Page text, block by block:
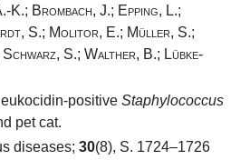
K.; Brombach, J.; Epping, L.;
S.; Molitor, E.; Müller, S.;
Schwarz, S.; Walther, B.; Lübke-
positive Staphylococcus
pet cat.
diseases; 30(8), S. 1724–1726